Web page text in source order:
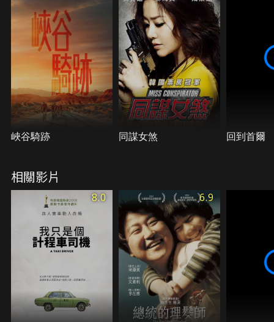
峽谷騎跡 同謀女煞 回到首爾
相關影片
8.0 6.9